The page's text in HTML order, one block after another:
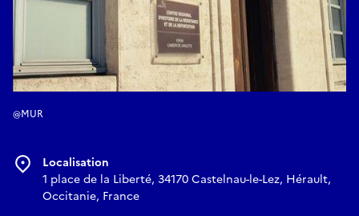
@MUR
Localisation
1 place de la Liberté, 34170 Castelnau-le-Lez, Hérault,
Occitanie, France